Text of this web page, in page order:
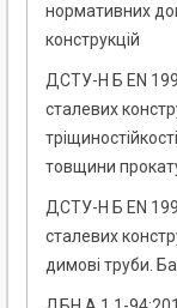
нормативних
конструкцій
ДСТУ-Н Б EN
сталевих
товщини
ДСТУ-Н Б EN
сталевих
димові труби.